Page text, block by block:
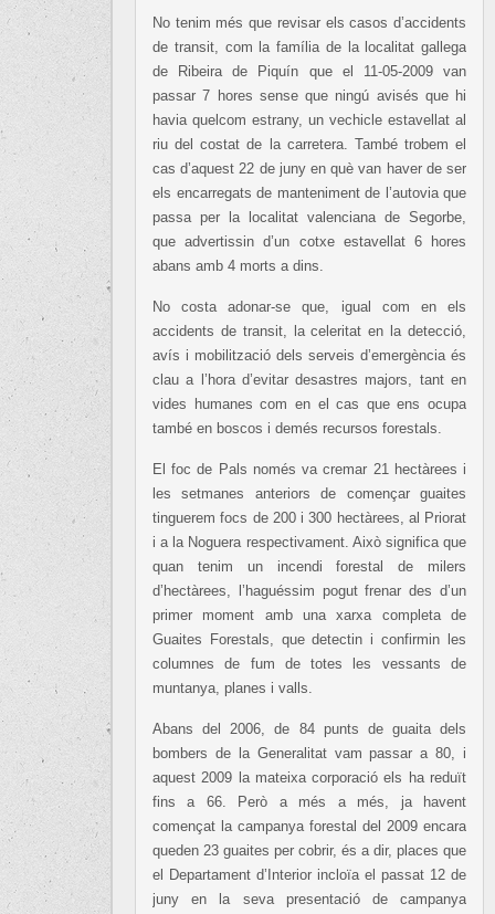
No tenim més que revisar els casos d’accidents
de transit, com la família de la localitat gallega
de Ribeira de Piquín que el 11-05-2009 van
passar 7 hores sense que ningú avisés que hi
havia quelcom estrany, un vechicle estavellat al
riu del costat de la carretera. També trobem el
cas d’aquest 22 de juny en què van haver de ser
els encarregats de manteniment de l’autovia que
passa per la localitat valenciana de Segorbe,
que advertissin d’un cotxe estavellat 6 hores
abans amb 4 morts a dins.
No costa adonar-se que, igual com en els
accidents de transit, la celeritat en la detecció,
avís i mobilització dels serveis d’emergència és
clau a l’hora d’evitar desastres majors, tant en
vides humanes com en el cas que ens ocupa
també en boscos i demés recursos forestals.
El foc de Pals només va cremar 21 hectàrees i
les setmanes anteriors de començar guaites
tinguerem focs de 200 i 300 hectàrees, al Priorat
i a la Noguera respectivament. Això significa que
quan tenim un incendi forestal de milers
d’hectàrees, l’haguéssim pogut frenar des d’un
primer moment amb una xarxa completa de
Guaites Forestals, que detectin i confirmin les
columnes de fum de totes les vessants de
muntanya, planes i valls.
Abans del 2006, de 84 punts de guaita dels
bombers de la Generalitat vam passar a 80, i
aquest 2009 la mateixa corporació els ha reduït
fins a 66. Però a més a més, ja havent
començat la campanya forestal del 2009 encara
queden 23 guaites per cobrir, és a dir, places que
el Departament d’Interior incloïa el passat 12 de
juny en la seva presentació de campanya